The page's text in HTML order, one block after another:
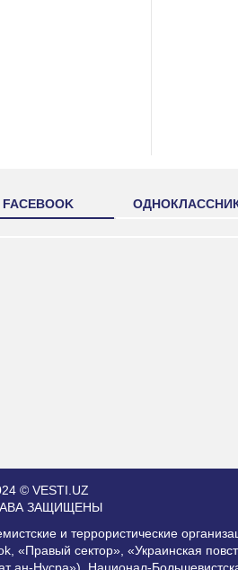
FACEBOOK
© VESTI.UZ
ЗАЩИЩЕНЫ
и террористические
«Правый сектор», «Украинская
ан-Нусра»), Национал-